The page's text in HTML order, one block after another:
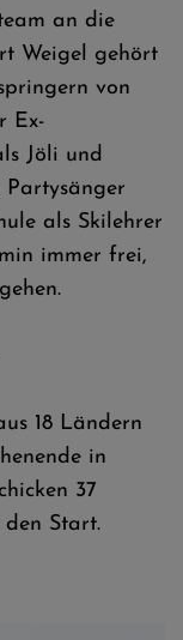
an die
Weigel gehört
von
Ex-
Jöli und
als Skilehrer
immer frei,
18 Ländern
in
37
den Start.